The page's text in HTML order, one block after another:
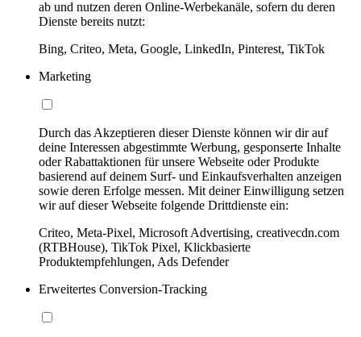
ab und nutzen deren Online-Werbekanäle, sofern du deren
Dienste bereits nutzt:
Bing, Criteo, Meta, Google, LinkedIn, Pinterest, TikTok
Marketing
Durch das Akzeptieren dieser Dienste können wir dir auf
deine Interessen abgestimmte Werbung, gesponserte Inhalte
oder Rabattaktionen für unsere Webseite oder Produkte
basierend auf deinem Surf- und Einkaufsverhalten anzeigen
sowie deren Erfolge messen. Mit deiner Einwilligung setzen
wir auf dieser Webseite folgende Drittdienste ein:
Criteo, Meta-Pixel, Microsoft Advertising, creativecdn.com
(RTBHouse), TikTok Pixel, Klickbasierte
Produktempfehlungen, Ads Defender
Erweitertes Conversion-Tracking